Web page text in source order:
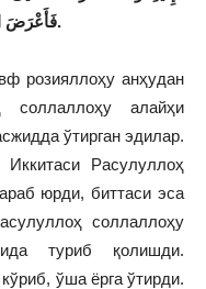
فَأَعْرَضَ.
розияллоҳу анҳудан
соллаллоҳу алайҳи
ўтирган эдилар.
Расулуллоҳ
юрди, биттаси эса
соллаллоҳу
туриб қолишди.
ўша ёрга ўтирди.